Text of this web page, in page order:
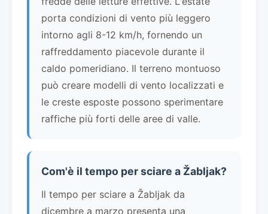
porta condizioni di vento più leggero
intorno agli 8-12 km/h, fornendo un
raffreddamento piacevole durante il
caldo pomeridiano. Il terreno montuoso
può creare modelli di vento localizzati e
le creste esposte possono sperimentare
raffiche più forti delle aree di valle.
Com'è il tempo per sciare a Žabljak?
Il tempo per sciare a Žabljak da
dicembre a marzo presenta una